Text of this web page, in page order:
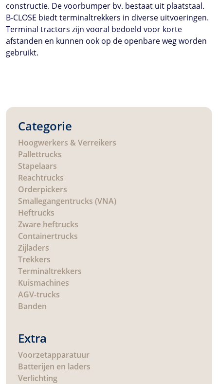
constructie. De voorbumper bv. bestaat uit plaatstaal.
B-CLOSE biedt terminaltrekkers in diverse uitvoeringen.
Terminal tractors zijn vooral bedoeld voor korte
afstanden en kunnen ook op de openbare weg worden
gebruikt.
Categorie
Hoogwerkers & Verreikers
Pallettrucks
Stapelaars
Reachtrucks
Orderpickers
Smallegangentrucks (VNA)
Heftrucks
Zware heftrucks
Containertrucks
Zijladers
Trekkers
Terminaltrekkers
Kuismachines
AGV-trucks
Banden
Extra
Voorzetapparatuur
Batterijen en laders
Verlichting